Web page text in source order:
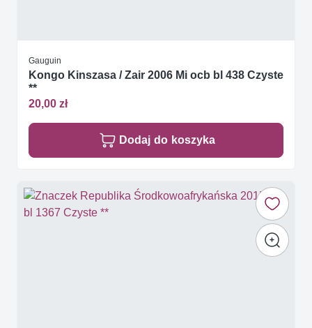
Gauguin
Kongo Kinszasa / Zair 2006 Mi ocb bl 438 Czyste
**
20,00 zł
Dodaj do koszyka